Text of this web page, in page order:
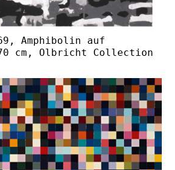
Amphibolin auf
cm, Olbricht Collection